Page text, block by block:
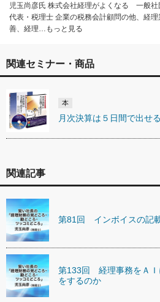
児玉尚彦氏 株式会社経理がよくなる 一般
代表・税理士 企業の税務会計顧問の他、経
善、経理…もっと見る
関連セミナー・商品
本
月次決算は５日間で出せ
関連記事
第81回 インボイスの記
第133回 経理事務をＡＩ
をするのか